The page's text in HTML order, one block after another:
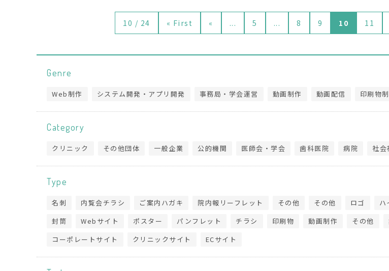
10 / 24 « First « ... 5 ... 8 9 10 11
Genre
Web制作 システム開発・アプリ開発 事務局・学会運営 動画制作 動画配信 印刷物
Category
クリニック その他団体 一般企業 公的機関 医師会・学会 歯科医院 病院 社会
Type
名刺 内覧会チラシ ご案内ハガキ 院内報リーフレット その他 その他 ロゴ ハ
封筒
Webサイト ポスター パンフレット チラシ 印刷物 動画制作 その他
コーポレートサイト
クリニックサイト ECサイト